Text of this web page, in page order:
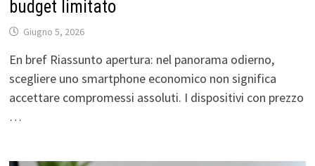
budget limitato
Giugno 5, 2026
En bref Riassunto apertura: nel panorama odierno,
scegliere uno smartphone economico non significa
accettare compromessi assoluti. I dispositivi con prezzo
…